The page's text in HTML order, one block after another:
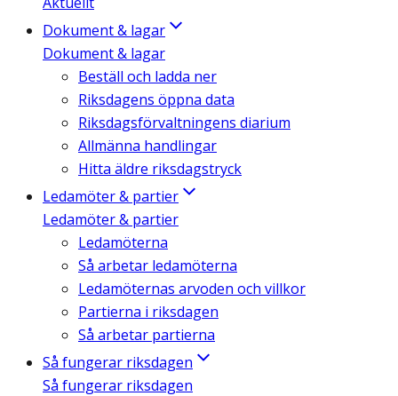
Dokument & lagar
Dokument & lagar
Beställ och ladda ner
Riksdagens öppna data
Riksdagsförvaltningens diarium
Allmänna handlingar
Hitta äldre riksdagstryck
Ledamöter & partier
Ledamöter & partier
Ledamöterna
Så arbetar ledamöterna
Ledamöternas arvoden och villkor
Partierna i riksdagen
Så arbetar partierna
Så fungerar riksdagen
Så fungerar riksdagen